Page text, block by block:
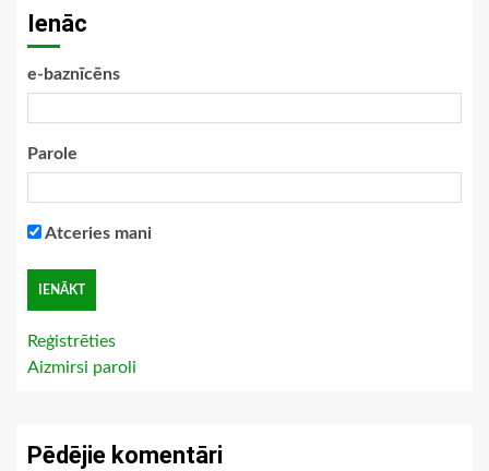
Ienāc
e-baznīcēns
Parole
Atceries mani
Reģistrēties
Aizmirsi paroli
Pēdējie komentāri